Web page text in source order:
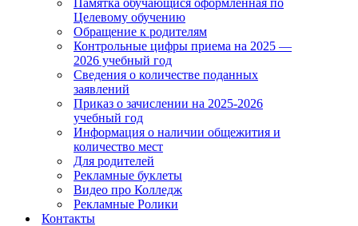
Памятка обучающися оформленная по
Целевому обучению
Обращение к родителям
Контрольные цифры приема на 2025 —
2026 учебный год
Сведения о количестве поданных
заявлений
Приказ о зачислении на 2025-2026
учебный год
Информация о наличии общежития и
количество мест
Для родителей
Рекламные буклеты
Видео про Колледж
Рекламные Ролики
Контакты